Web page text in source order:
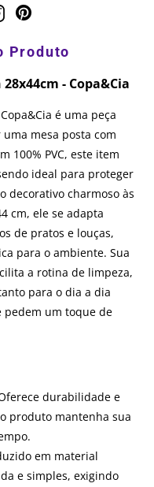
- Copa&Cia
é uma peça
mesa posta com
100% PVC, este item
ideal para proteger
decorativo charmoso às
cm, ele se adapta
de pratos e louças,
para o ambiente. Sua
a rotina de limpeza,
para o dia a dia
pedem um toque de
durabilidade e
produto mantenha sua
em material
e simples, exigindo